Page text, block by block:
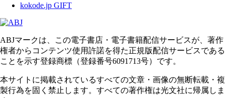
kokode.jp GIFT
ABJマークは、この電子書店・電子書籍配信サービスが、著作
権者からコンテンツ使用許諾を得た正規版配信サービスである
ことを示す登録商標（登録番号6091713号）です。
本サイトに掲載されているすべての文章・画像の無断転載・複
製行為を固く禁止します。すべての著作権は光文社に帰属しま